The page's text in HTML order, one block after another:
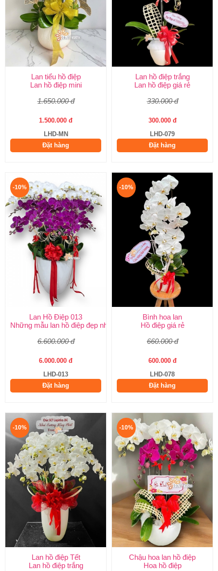
Lan tiểu hồ điệp
Lan hồ điệp mini
1.650.000 đ
1.500.000 đ
LHD-MN
Đặt hàng
Lan hồ điệp trắng
Lan hồ điệp giá rẻ
330.000 đ
300.000 đ
LHD-079
Đặt hàng
-10%
Lan Hồ Điệp 013
Những mẫu lan hồ điệp đẹp nhất
6.600.000 đ
6.000.000 đ
LHD-013
Đặt hàng
-10%
Bình hoa lan
Hồ điệp giá rẻ
660.000 đ
600.000 đ
LHD-078
Đặt hàng
-10%
Lan hồ điệp Tết
Lan hồ điệp trắng
-10%
Chậu hoa lan hồ điệp
Hoa hồ điệp